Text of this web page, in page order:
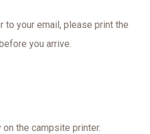
to your email, please print the
you arrive.
the campsite printer.